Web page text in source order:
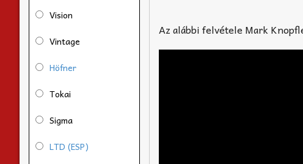
Az alábbi felvétele Mark
Vision
Vintage
Höfner
Tokai
Sigma
LTD (ESP)